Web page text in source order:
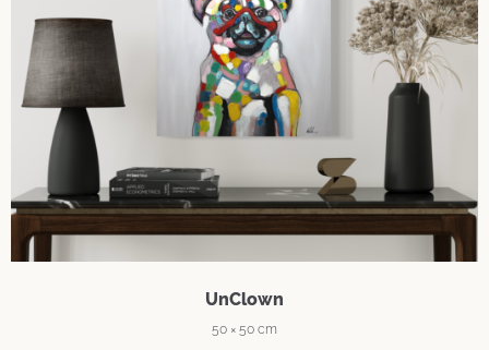
UnClown
50 × 50 cm